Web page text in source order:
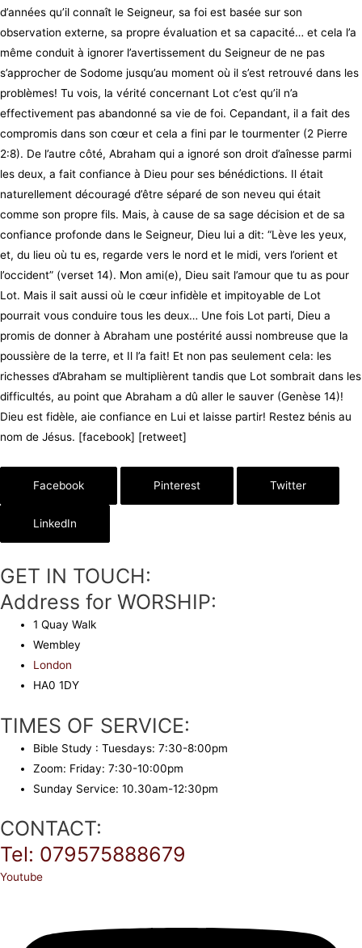
d’années qu’il connaît le Seigneur, sa foi est basée sur son
observation externe, sa propre évaluation et sa capacité… et cela l’a
même conduit à ignorer l’avertissement du Seigneur de ne pas
s’approcher de Sodome jusqu’au moment où il s’est retrouvé dans les
problèmes! Tu vois, la vérité concernant Lot c’est qu’il n’a
effectivement pas abandonné sa vie de foi. Cepandant, il a fait des
compromis dans son cœur et cela a fini par le tourmenter (2 Pierre
2:8). De l’autre côté, Abraham qui a ignoré son droit d’aînesse parmi
les deux, a fait confiance à Dieu pour ses bénédictions. Il était
naturellement découragé d’être séparé de son neveu qui était
comme son propre fils. Mais, à cause de sa sage décision et de sa
confiance profonde dans le Seigneur, Dieu lui a dit: “Lève les yeux,
et, du lieu où tu es, regarde vers le nord et le midi, vers l’orient et
l’occident” (verset 14). Mon ami(e), Dieu sait l’amour que tu as pour
Lot. Mais il sait aussi où le cœur infidèle et impitoyable de Lot
pourrait vous conduire tous les deux… Une fois Lot parti, Dieu a
promis de donner à Abraham une postérité aussi nombreuse que la
poussière de la terre, et Il l’a fait! Et non pas seulement cela: les
richesses d’Abraham se multiplièrent tandis que Lot sombrait dans les
difficultés, au point que Abraham a dû aller le sauver (Genèse 14)!
Dieu est fidèle, aie confiance en Lui et laisse partir! Restez bénis au
nom de Jésus. [facebook] [retweet]
Facebook Pinterest Twitter
LinkedIn
GET IN TOUCH:
Address for WORSHIP:
1 Quay Walk
Wembley
London
HA0 1DY
TIMES OF SERVICE:
Bible Study : Tuesdays: 7:30-8:00pm
Zoom: Friday: 7:30-10:00pm
Sunday Service: 10.30am-12:30pm
CONTACT:
Tel: 079575888679
Youtube